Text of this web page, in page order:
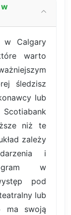
w
w Calgary
warto
śledzisz
lub
niż te
zależy
i
w
pod
lub
swoją